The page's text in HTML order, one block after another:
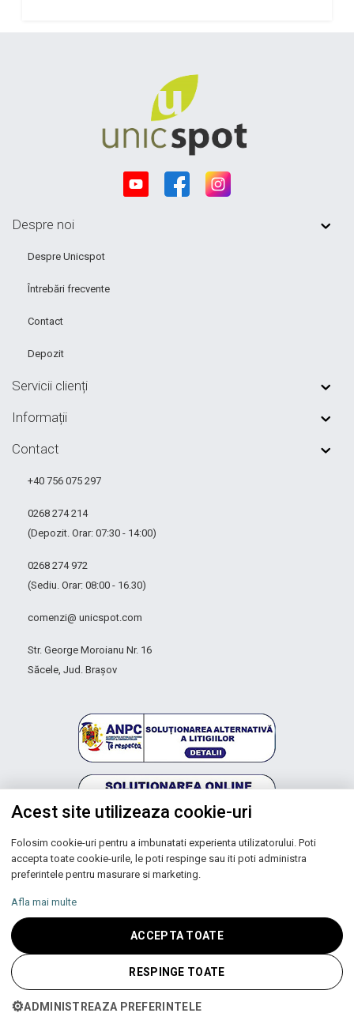
Despre noi
Despre Unicspot
Întrebări frecvente
Contact
Depozit
Servicii clienți
Informații
Contact
+40 756 075 297
0268 274 214
(Depozit. Orar: 07:30 - 14:00)
0268 274 972
(Sediu. Orar: 08:00 - 16.30)
comenzi@ unicspot.com
Str. George Moroianu Nr. 16
Săcele, Jud. Brașov
Autoritatea Națională pentru Protecția Consumatorilor
Copyright © 2026 UNIC SPOT RO S.R.L.
CUI: RO 13753590, Reg. Com. J200100027208
Acest site utilizeaza cookie-uri
Folosim cookie-uri pentru a imbunatati experienta utilizatorului. Poti
accepta toate cookie-urile, le poti respinge sau iti poti administra
preferintele pentru masurare si marketing.
Afla mai multe
ACCEPTA TOATE
RESPINGE TOATE
⚙ADMINISTREAZA PREFERINTELE